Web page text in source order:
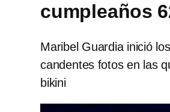
cumpleaños
Maribel Guardia inició
candentes fotos en las
bikini